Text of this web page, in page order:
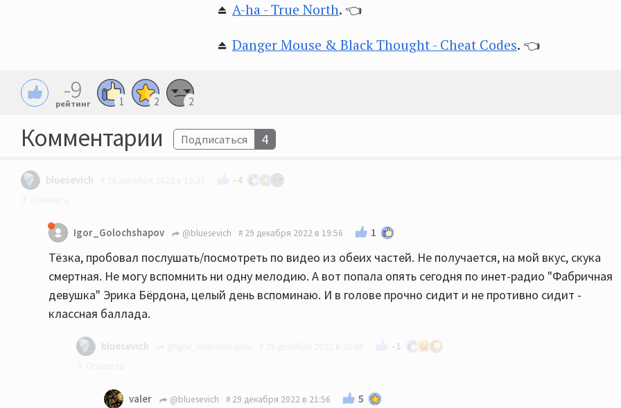
⏏️ A-ha - True North. 👈
⏏️ Danger Mouse & Black Thought - Cheat Codes. 👈
-9
рейтинг 1 2 2
Комментарии Подписаться 4
bluesevich -4
Типа не берут, так дай хоть на видосе похвалю?
Igor_Golochshapov @bluesevich 29 декабря 2022 в 19:56 1
Тёзка, пробовал послушать/посмотреть по видео из обеих частей. Не получается, на мой вкус, скука
смертная. Не могу вспомнить ни одну мелодию. А вот попала опять сегодня по инет-радио "Фабричная
девушка" Эрика Бёрдона, целый день вспоминаю. И в голове прочно сидит и не противно сидит -
классная баллада.
bluesevich -1
Вот эта вещь стоит у меня на рингтоне уже лет двадцать. И пока не надоело...
valer @bluesevich 29 декабря 2022 в 21:56 5